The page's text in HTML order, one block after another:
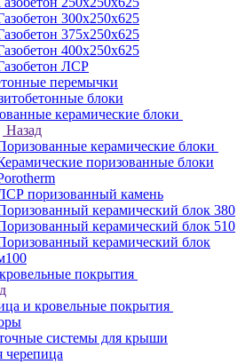
300х250х625
375х250х625
400х250х625
ЛСР
перемычки
блоки
керамические блоки
Назад
керамические блоки
поризованные блоки
поризованный камень
керамический блок 380
керамический блок 510
керамический блок
покрытия
и кровельные покрытия
системы для крыши
черепица